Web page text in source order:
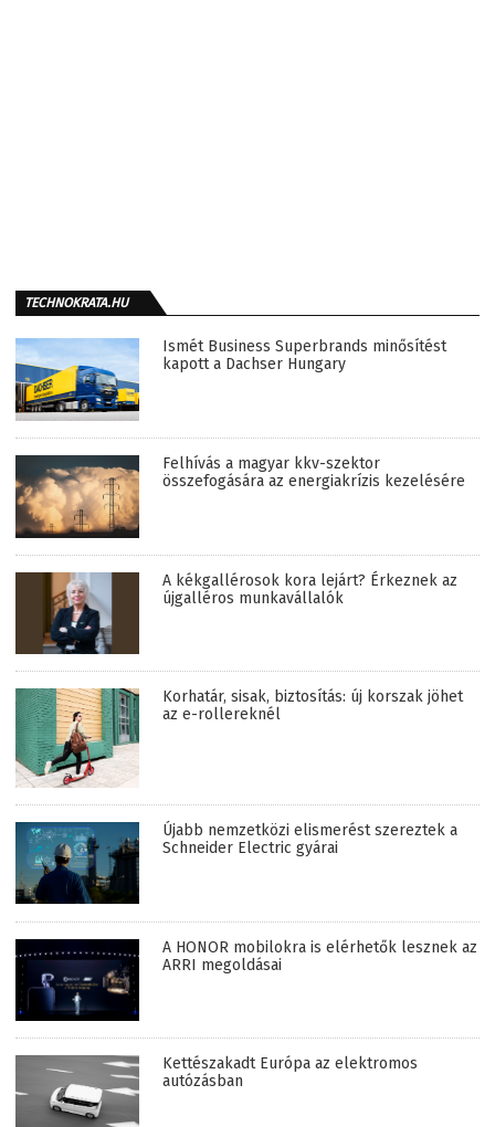
TECHNOKRATA.HU
Ismét Business Superbrands minősítést
kapott a Dachser Hungary
Felhívás a magyar kkv-szektor
összefogására az energiakrízis kezelésére
A kékgallérosok kora lejárt? Érkeznek az
újgalléros munkavállalók
Korhatár, sisak, biztosítás: új korszak jöhet
az e-rollereknél
Újabb nemzetközi elismerést szereztek a
Schneider Electric gyárai
A HONOR mobilokra is elérhetők lesznek az
ARRI megoldásai
Kettészakadt Európa az elektromos
autózásban